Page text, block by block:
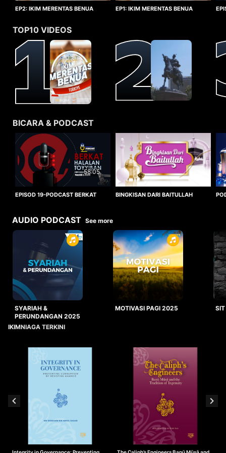
EP2: IKIM MERENTAS BENUA
EP1: IKIM MERENTAS BENUA
TOP10 VIDEOS
BICARA & PODCAST
58:05
EPISOD 19-PODCAST BERKAT
BINGKISAN DARI BAITULLAH
AUDIO PODCAST See more
SYARIAH &
PERUNDANGAN 2025
MOTIVASI PAGI 2025
IKIMNIAGA TERKINI